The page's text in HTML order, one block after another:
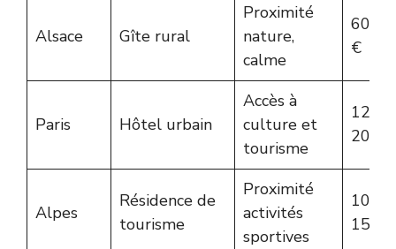
Alsace Gîte rural
Proximité
nature,
calme
60-90
€
Paris Hôtel urbain
Accès à
culture et
tourisme
120-
200 €
Alpes
Résidence de
tourisme
Proximité
activités
sportives
100-
150 €